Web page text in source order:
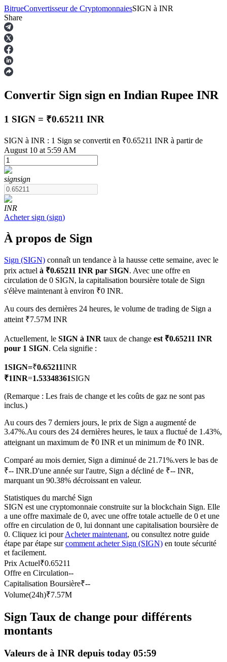
Contrats à terme
Futures utilisant l'USDT comme garantie
Futures COIN-M
TradFi
Produits dérivés sur actions, forex, métaux précieux et matières
premières
Futures USDC
Futures utilisant l'USDC comme garantie
Copie de Trading
BitrueConvertisseur de CryptomonnaiesSIGN à INR
Share
Convertir Sign sign en Indian Rupee INR
1 SIGN = ₹0.65211 INR
SIGN à INR : 1 Sign se convertit en ₹0.65211 INR à partir de
August 10 at 5:59 AM
signsign
INR
Acheter sign (sign)
À propos de Sign
Sign (SIGN) connaît un tendance à la hausse cette semaine, avec le
prix actuel à ₹0.65211 INR par SIGN. Avec une offre en
circulation de 0 SIGN, la capitalisation boursière totale de Sign
s'élève maintenant à environ ₹0 INR.
Au cours des dernières 24 heures, le volume de trading de Sign a
atteint ₹7.57M INR
Actuellement, le SIGN à INR taux de change est ₹0.65211 INR
pour 1 SIGN. Cela signifie :
1SIGN=₹0.65211INR
₹1INR=1.53348361SIGN
(Remarque : Les frais de change et les coûts de gaz ne sont pas
inclus.)
Au cours des 7 derniers jours, le prix de Sign a augmenté de
3.47%.Au cours des 24 dernières heures, le taux a fluctué de 1.43%,
atteignant un maximum de ₹0 INR et un minimum de ₹0 INR.
Comparé au mois dernier, Sign a diminué de 21.71%.vers le bas de
₹-- INR.D'une année sur l'autre, Sign a décliné de ₹-- INR,
marquant un 90.38% décroissant en valeur.
Statistiques du marché Sign
SIGN est une cryptomonnaie construite sur la blockchain Sign. Elle
a une offre maximale de 0, avec une offre totale actuelle de 0 et une
offre en circulation de 0, lui donnant une capitalisation boursière de
0. Cliquez ici pourAcheter maintenant, ou consultez notre guide
étape par étape surcomment acheter Sign (SIGN) en toute sécurité
et facilement.
Prix Actuel₹0.65211
Offre en Circulation--
Capitalisation Boursière₹--
Volume(24h)₹7.57M
Sign Taux de change pour différents
montants
Valeurs de à INR depuis today 05:59